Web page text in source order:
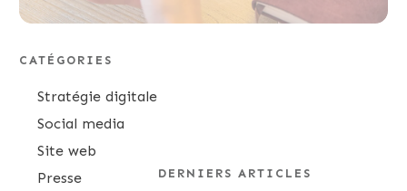
CATÉGORIES
Stratégie digitale
Social media
Site web
Presse
DERNIERS ARTICLES